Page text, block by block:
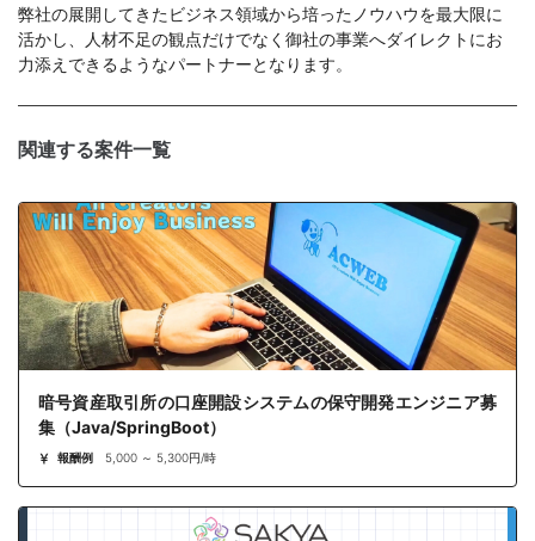
弊社の展開してきたビジネス領域から培ったノウハウを最大限に
活かし、人材不足の観点だけでなく御社の事業へダイレクトにお
力添えできるようなパートナーとなります。
関連する案件一覧
暗号資産取引所の口座開設システムの保守開発エンジニア募
集（Java/SpringBoot）
報酬例 5,000 ～ 5,300円/時